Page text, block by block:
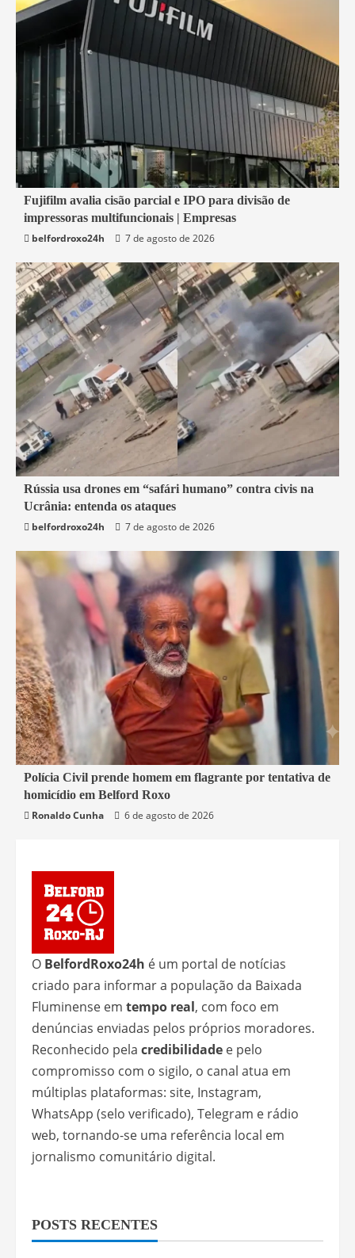
2 min read
Economia
Fujifilm avalia cisão parcial e IPO para divisão de
impressoras multifuncionais | Empresas
belfordroxo24h
7 de agosto de 2026
2 min read
Mundo
Rússia usa drones em “safári humano” contra civis na
Ucrânia: entenda os ataques
belfordroxo24h
7 de agosto de 2026
2 min read
Belford Roxo
Segurança
Polícia Civil prende homem em flagrante por tentativa de
homicídio em Belford Roxo
Ronaldo Cunha
6 de agosto de 2026
O BelfordRoxo24h é um portal de notícias
criado para informar a população da Baixada
Fluminense em tempo real, com foco em
denúncias enviadas pelos próprios moradores.
Reconhecido pela credibilidade e pelo
compromisso com o sigilo, o canal atua em
múltiplas plataformas: site, Instagram,
WhatsApp (selo verificado), Telegram e rádio
web, tornando-se uma referência local em
jornalismo comunitário digital.
POSTS RECENTES